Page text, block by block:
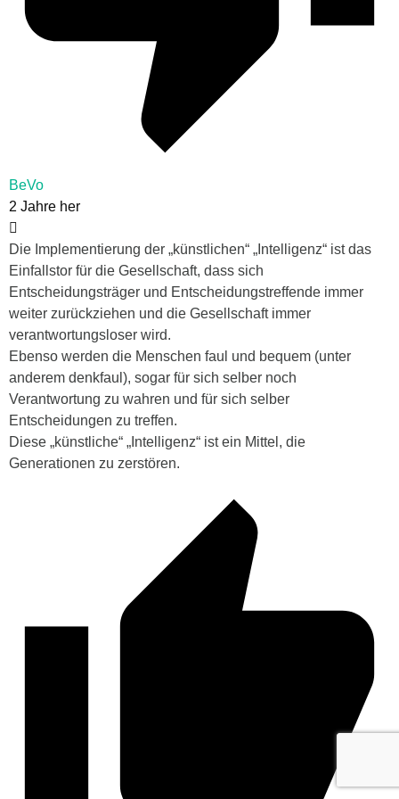
BeVo
2 Jahre her
Die Implementierung der „künstlichen“ „Intelligenz“ ist das
Einfallstor für die Gesellschaft, dass sich
Entscheidungsträger und Entscheidungstreffende immer
weiter zurückziehen und die Gesellschaft immer
verantwortungsloser wird.
Ebenso werden die Menschen faul und bequem (unter
anderem denkfaul), sogar für sich selber noch
Verantwortung zu wahren und für sich selber
Entscheidungen zu treffen.
Diese „künstliche“ „Intelligenz“ ist ein Mittel, die
Generationen zu zerstören.